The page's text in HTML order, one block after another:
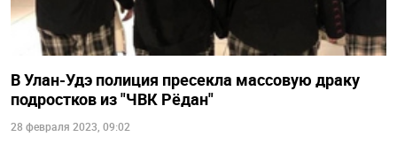
В Улан-Удэ полиция пресекла массовую драку
подростков из "ЧВК Рёдан"
28 февраля 2023, 09:02